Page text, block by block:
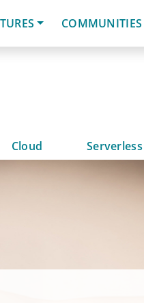
COMMUNITIES
Cloud Serverless